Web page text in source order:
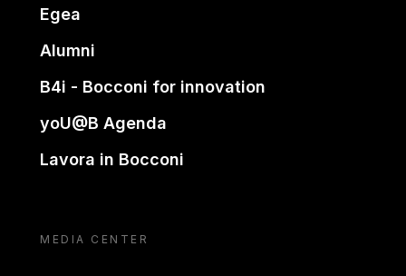
Egea
Alumni
B4i - Bocconi for innovation
yoU@B Agenda
Lavora in Bocconi
MEDIA CENTER